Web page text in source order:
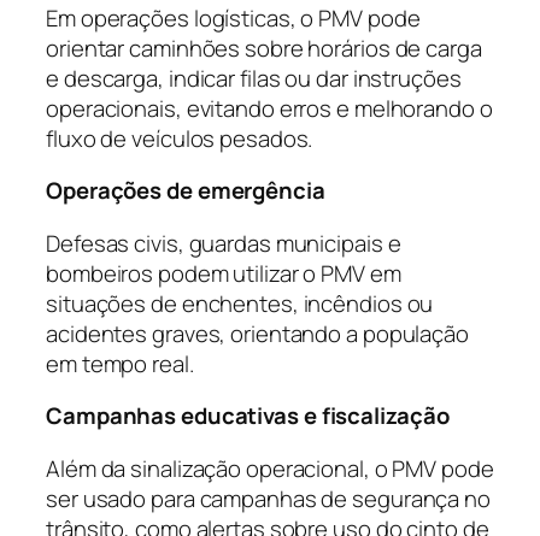
Em operações logísticas, o PMV pode
orientar caminhões sobre horários de carga
e descarga, indicar filas ou dar instruções
operacionais, evitando erros e melhorando o
fluxo de veículos pesados.
Operações de emergência
Defesas civis, guardas municipais e
bombeiros podem utilizar o PMV em
situações de enchentes, incêndios ou
acidentes graves, orientando a população
em tempo real.
Campanhas educativas e fiscalização
Além da sinalização operacional, o PMV pode
ser usado para campanhas de segurança no
trânsito, como alertas sobre uso do cinto de